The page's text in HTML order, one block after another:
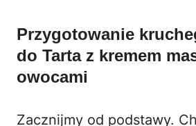
Przygotowanie
do Tarta z kremem
owocami
Zacznijmy od podstawy.